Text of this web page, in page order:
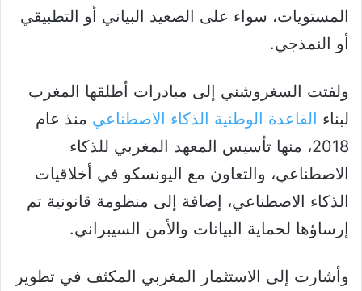
المستويات، سواء على الصعيد البياني أو التطبيقي
أو النمذجي.
ولفتت السغروشني إلى مبادرات أطلقها المغرب
لبناء القاعدة الوطنية الذكاء الاصطناعي منذ عام
2018، منها تأسيس المعهد المغربي للذكاء
الاصطناعي، والتعاون مع اليونسكو في أخلاقيات
الذكاء الاصطناعي، إضافة إلى منظومة قانونية تم
إرساؤها لحماية البيانات والأمن السيبراني.
وأشارت إلى الاستثمار المغربي المكثف في تطوير